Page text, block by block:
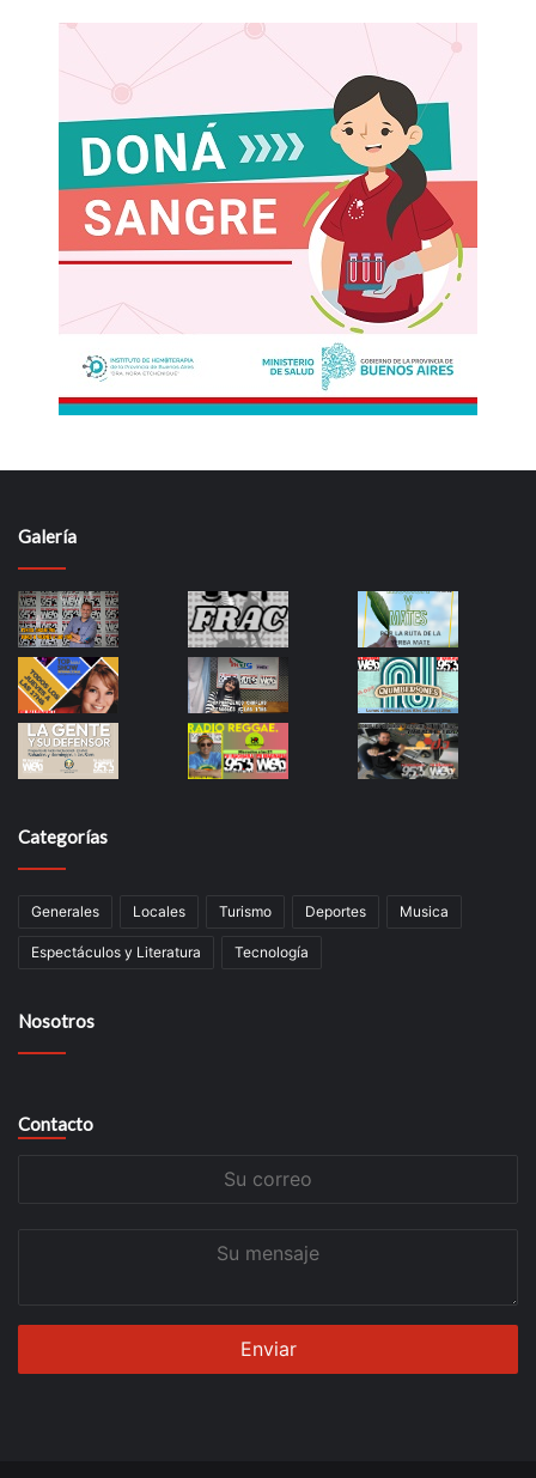
Galería
Categorías
Generales Locales Turismo Deportes Musica
Espectáculos y Literatura Tecnología
Nosotros
Contacto